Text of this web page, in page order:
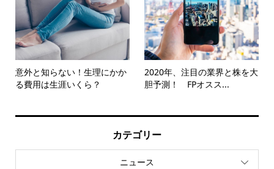
意外と知らない！生理にかか
る費用は生涯いくら？
2020年、注目の業界と株を大
胆予測！ FPオスス...
カテゴリー
ニュース